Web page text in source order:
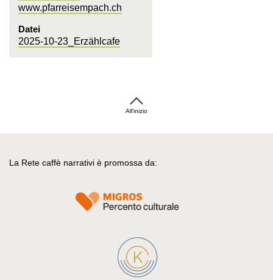
www.pfarreisempach.ch
Datei
2025-10-23_Erzählcafe
All'inizio
La Rete caffè narrativi è promossa da: